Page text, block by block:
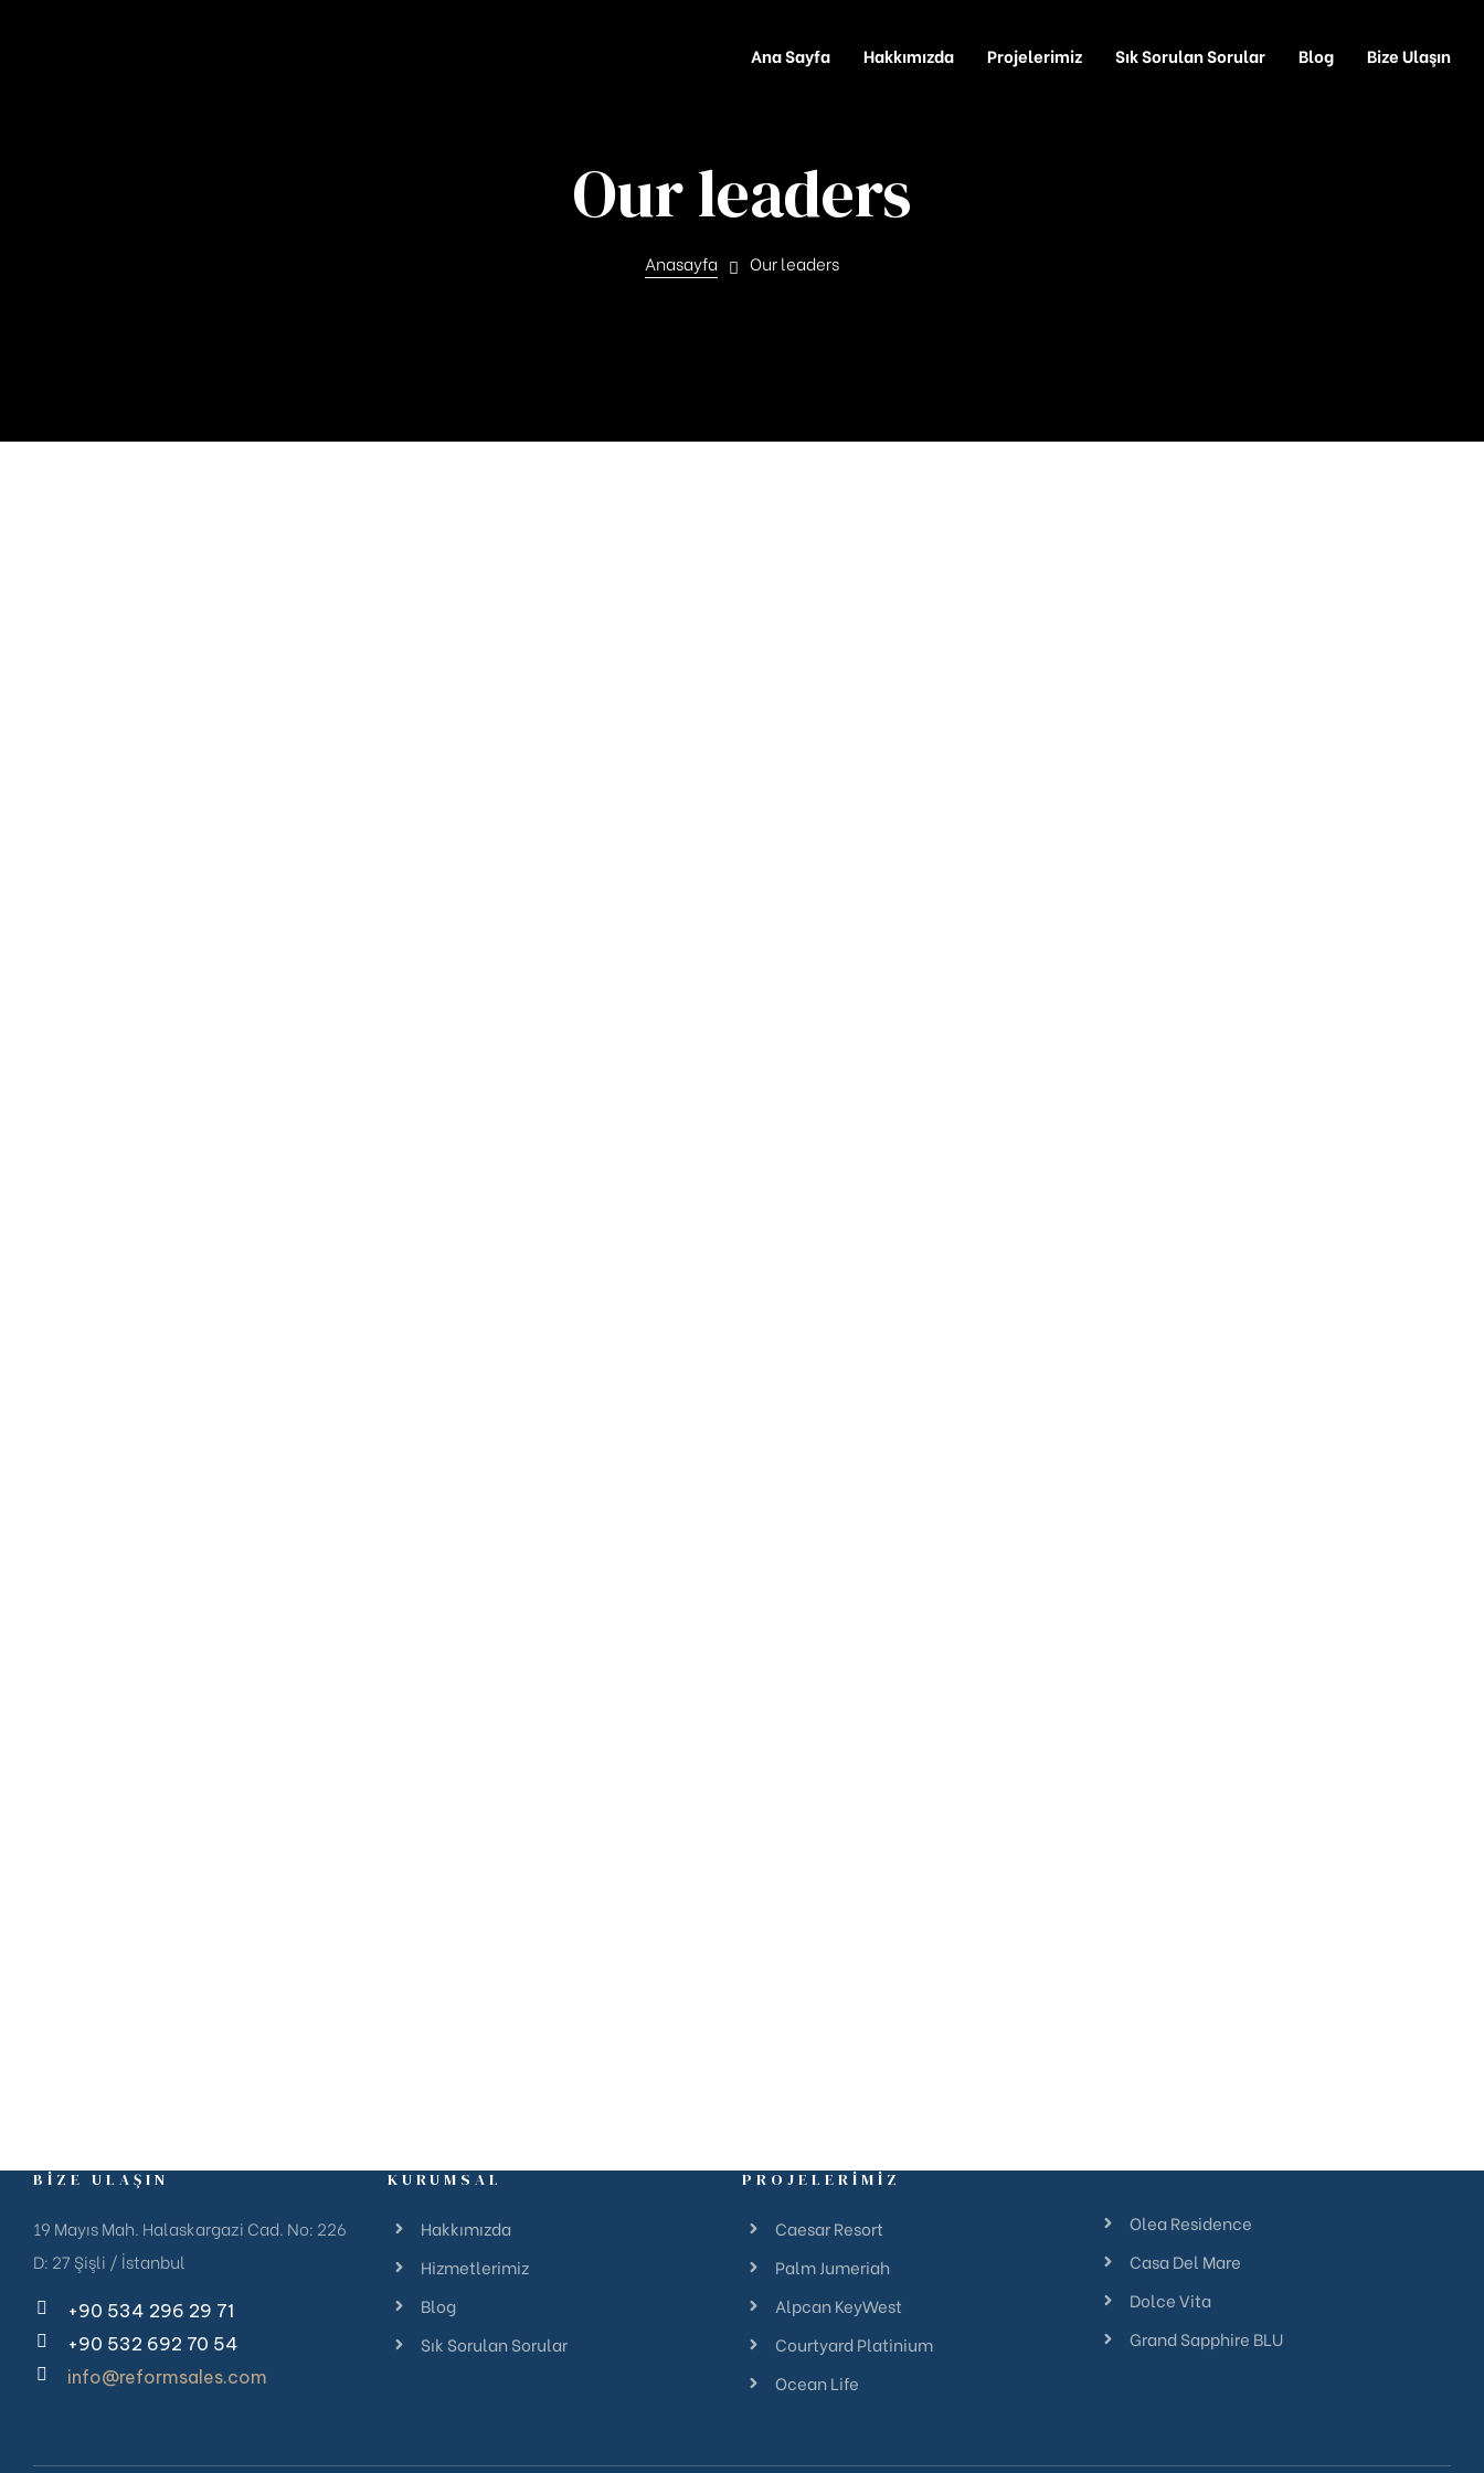
Ana Sayfa Hakkımızda Projelerimiz Sık Sorulan Sorular Blog Bize Ulaşın
Our leaders
Anasayfa Our leaders
BİZE ULAŞIN
19 Mayıs Mah. Halaskargazi Cad. No: 226
D: 27 Şişli / İstanbul
+90 534 296 29 71
+90 532 692 70 54
info@reformsales.com
KURUMSAL
Hakkımızda
Hizmetlerimiz
Blog
Sık Sorulan Sorular
PROJELERİMİZ
Caesar Resort
Palm Jumeriah
Alpcan KeyWest
Courtyard Platinium
Ocean Life
Olea Residence
Casa Del Mare
Dolce Vita
Grand Sapphire BLU